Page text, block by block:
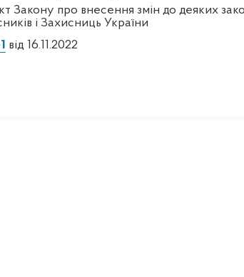
Закону про внесення змін до деяких
і Захисниць України
від 16.11.2022